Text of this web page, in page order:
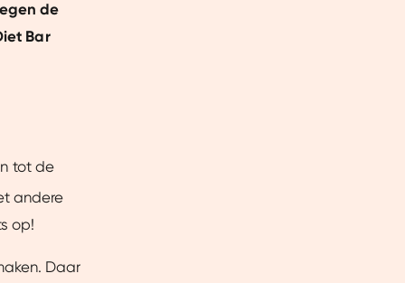
de
Bar
tot de
andere
op!
Daar